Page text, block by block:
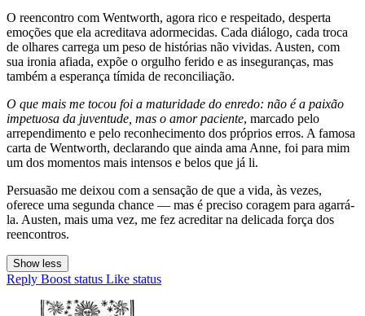
O reencontro com Wentworth, agora rico e respeitado, desperta
emoções que ela acreditava adormecidas. Cada diálogo, cada troca
de olhares carrega um peso de histórias não vividas. Austen, com
sua ironia afiada, expõe o orgulho ferido e as inseguranças, mas
também a esperança tímida de reconciliação.
O que mais me tocou foi a maturidade do enredo: não é a paixão
impetuosa da juventude, mas o amor paciente, marcado pelo
arrependimento e pelo reconhecimento dos próprios erros. A famosa
carta de Wentworth, declarando que ainda ama Anne, foi para mim
um dos momentos mais intensos e belos que já li.
Persuasão me deixou com a sensação de que a vida, às vezes,
oferece uma segunda chance — mas é preciso coragem para agarrá-
la. Austen, mais uma vez, me fez acreditar na delicada força dos
reencontros.
Show less
Reply Boost status Like status